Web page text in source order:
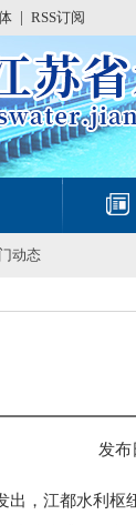
RSS订阅
动态
发布
出，江都水利枢